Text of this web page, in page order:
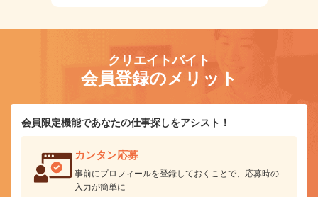
クリエイトバイト
会員登録のメリット
会員限定機能であなたの仕事探しをアシスト！
カンタン応募
事前にプロフィールを登録しておくことで、応募時の
入力が簡単に